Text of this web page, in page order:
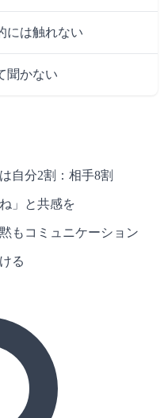
には触れない
聞かない
自分2割：相手8割
」と共感を
黙もコミュニケーション
る